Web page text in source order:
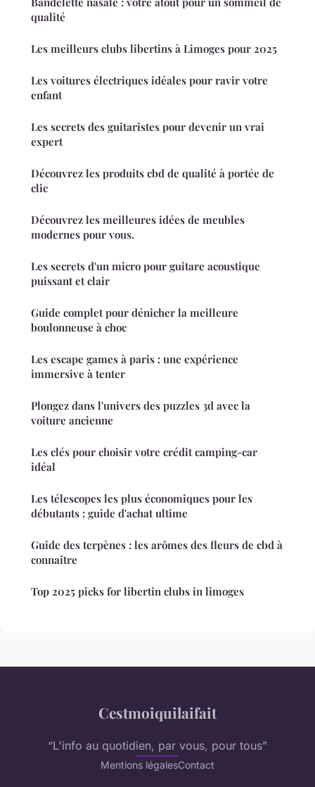
qualité
Les meilleurs clubs libertins à Limoges pour 2025
Les voitures électriques idéales pour ravir votre
enfant
Les secrets des guitaristes pour devenir un vrai
expert
Découvrez les produits cbd de qualité à portée de
clic
Découvrez les meilleures idées de meubles
modernes pour vous.
Les secrets d'un micro pour guitare acoustique
puissant et clair
Guide complet pour dénicher la meilleure
boulonneuse à choc
Les escape games à paris : une expérience
immersive à tenter
Plongez dans l'univers des puzzles 3d avec la
voiture ancienne
Les clés pour choisir votre crédit camping-car
idéal
Les télescopes les plus économiques pour les
débutants : guide d'achat ultime
Guide des terpènes : les arômes des fleurs de cbd à
connaître
Top 2025 picks for libertin clubs in limoges
Cestmoiquilaifait
“L'info au quotidien, par vous, pour tous”
Mentions légalesContact